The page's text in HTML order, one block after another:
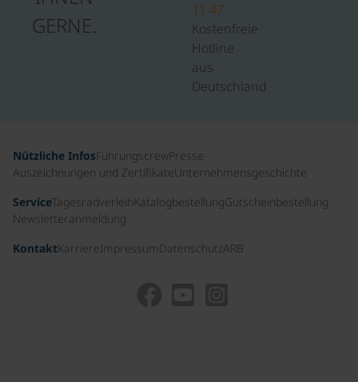
GERNE.
11 47
Kostenfreie
Hotline
aus
Deutschland
Nützliche InfosFührungscrewPresse
Auszeichnungen und ZertifikateUnternehmensgeschichte
ServiceTagesradverleihKatalogbestellungGutscheinbestellung
Newsletteranmeldung
KontaktKarriereImpressum DatenschutzARB